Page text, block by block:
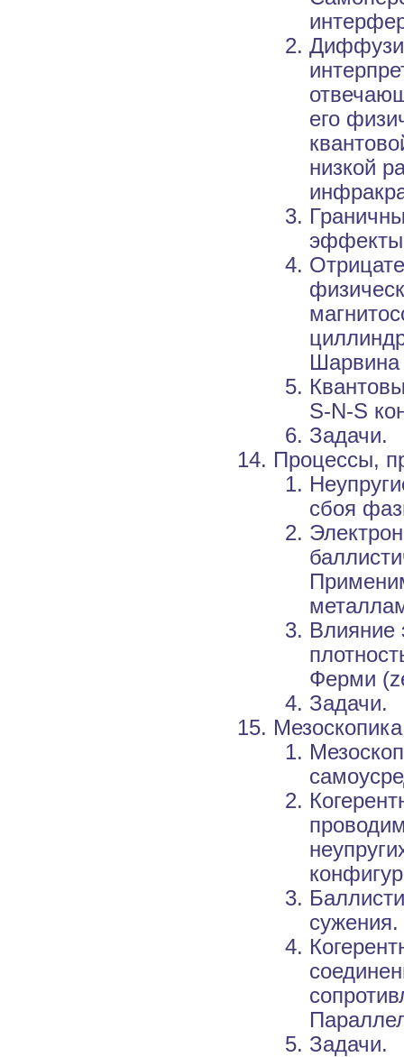
его
низкой
S-N-S
Задачи.
Процессы,
сбоя
Влияние
Ферми
Задачи.
сужения.
Задачи.